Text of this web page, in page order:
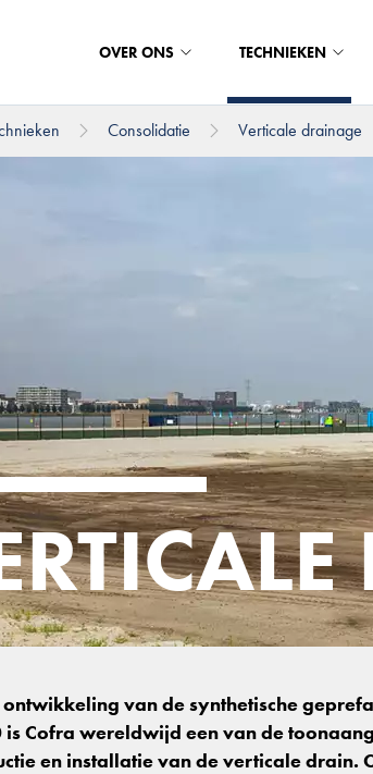
OVER ONS TECHNIEKEN
Consolidatie Verticale drainage
ontwikkeling van de synthetische
is Cofra wereldwijd een van de
en installatie van de verticale drain.